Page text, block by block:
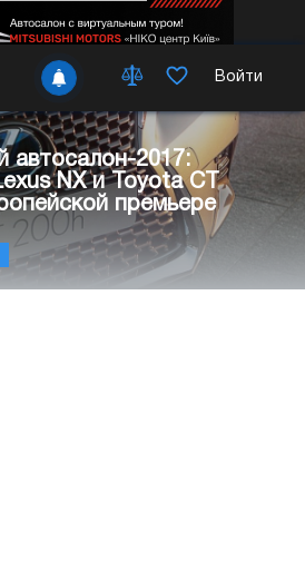
Войти
автосалон-2017:
NX и Toyota CT
премьере